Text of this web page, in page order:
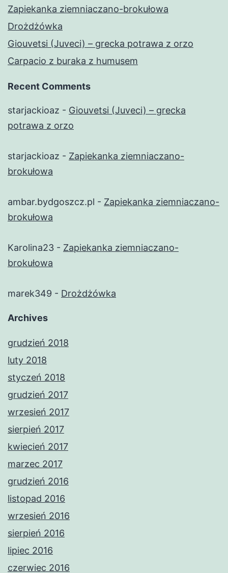
Zapiekanka ziemniaczano-brokułowa
Drożdżówka
Giouvetsi (Juveci) – grecka potrawa z orzo
Carpacio z buraka z humusem
Recent Comments
starjackioaz - Giouvetsi (Juveci) – grecka
potrawa z orzo
starjackioaz - Zapiekanka ziemniaczano-
brokułowa
ambar.bydgoszcz.pl - Zapiekanka ziemniaczano-
brokułowa
Karolina23 - Zapiekanka ziemniaczano-
brokułowa
marek349 - Drożdżówka
Archives
grudzień 2018
luty 2018
styczeń 2018
grudzień 2017
wrzesień 2017
sierpień 2017
kwiecień 2017
marzec 2017
grudzień 2016
listopad 2016
wrzesień 2016
sierpień 2016
lipiec 2016
czerwiec 2016